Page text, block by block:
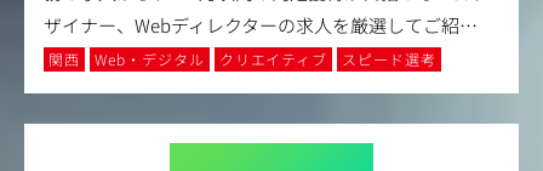
ザイナー、Webディレクターの求人を厳選してご紹…
関西 Web・デジタル クリエイティブ スピード選考